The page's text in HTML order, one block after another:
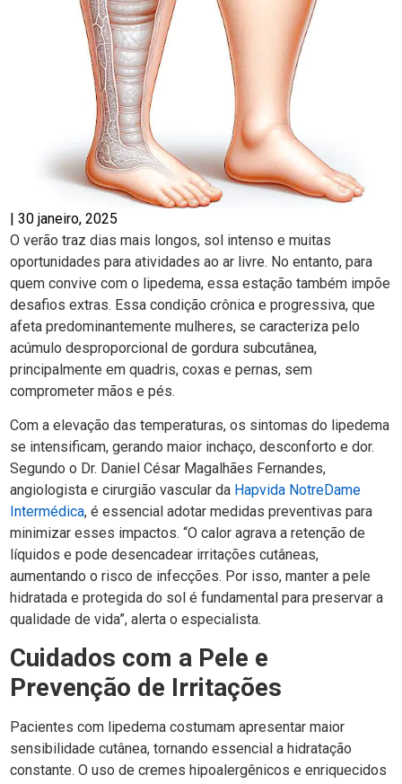
| 30 janeiro, 2025
O verão traz dias mais longos, sol intenso e muitas
oportunidades para atividades ao ar livre. No entanto, para
quem convive com o lipedema, essa estação também impõe
desafios extras. Essa condição crônica e progressiva, que
afeta predominantemente mulheres, se caracteriza pelo
acúmulo desproporcional de gordura subcutânea,
principalmente em quadris, coxas e pernas, sem
comprometer mãos e pés.
Com a elevação das temperaturas, os sintomas do lipedema
se intensificam, gerando maior inchaço, desconforto e dor.
Segundo o Dr. Daniel César Magalhães Fernandes,
angiologista e cirurgião vascular da Hapvida NotreDame
Intermédica, é essencial adotar medidas preventivas para
minimizar esses impactos. “O calor agrava a retenção de
líquidos e pode desencadear irritações cutâneas,
aumentando o risco de infecções. Por isso, manter a pele
hidratada e protegida do sol é fundamental para preservar a
qualidade de vida”, alerta o especialista.
Cuidados com a Pele e
Prevenção de Irritações
Pacientes com lipedema costumam apresentar maior
sensibilidade cutânea, tornando essencial a hidratação
constante. O uso de cremes hipoalergênicos e enriquecidos